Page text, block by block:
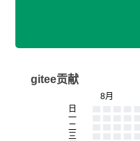
gitee贡献